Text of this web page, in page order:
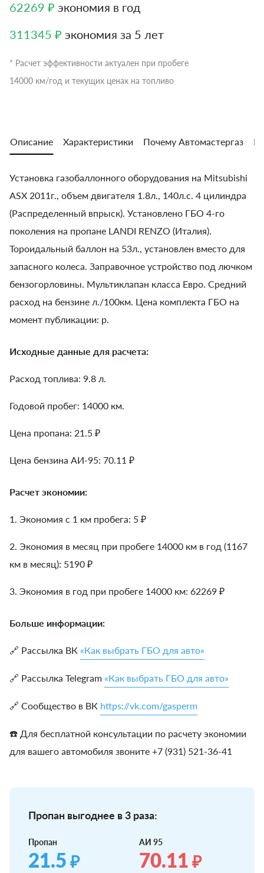
62269 ₽ экономия в год
311345 ₽ экономия за 5 лет
* Расчет эффективности актуален при пробеге
14000 км/год и текущих ценах на топливо
Описание Характеристики Почему Автомастергаз
Установка газобаллонного оборудования на Mitsubishi
ASX 2011г., объем двигателя 1.8л., 140л.с. 4 цилиндра
(Распределенный впрыск). Установлено ГБО 4-го
поколения на пропане LANDI RENZO (Италия).
Тороидальный баллон на 53л., установлен вместо для
запасного колеса. Заправочное устройство под лючком
бензогорловины. Мультиклапан класса Евро. Средний
расход на бензине л./100км. Цена комплекта ГБО на
момент публикации: р.
Исходные данные для расчета:
Расход топлива: 9.8 л.
Годовой пробег: 14000 км.
Цена пропана: 21.5 ₽
Цена бензина АИ-95: 70.11 ₽
Расчет экономии:
1. Экономия с 1 км пробега: 5 ₽
2. Экономия в месяц при пробеге 14000 км в год (1167
км в месяц): 5190 ₽
3. Экономия в год при пробеге 14000 км: 62269 ₽
Больше информации:
🔗 Рассылка ВК «Как выбрать ГБО для авто»
🔗 Рассылка Telegram «Как выбрать ГБО для авто»
🔗 Сообщество в ВК https://vk.com/gasperm
☎️ Для бесплатной консультации по расчету экономии
для вашего автомобиля звоните +7 (931) 521-36-41
Пропан выгоднее в 3 раза:
Пропан
21.5 ₽
АИ 95
70.11 ₽